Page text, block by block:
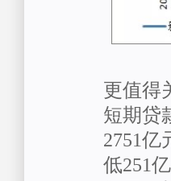
更值得
短期贷
2751亿
低251